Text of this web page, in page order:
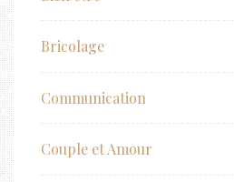
Bricolage
Communication
Couple et Amour